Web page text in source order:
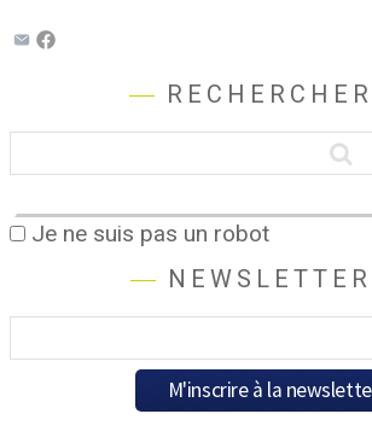
RECHERCHER
Je ne suis pas un robot
NEWSLETTER